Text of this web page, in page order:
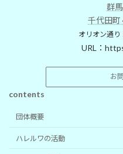
群
千代田町
オリオン通り
URL：
お
contents
団体概要
ハレルワの活動